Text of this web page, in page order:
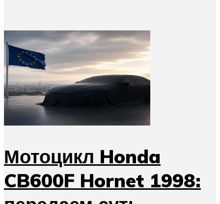
Мотоцикл Honda
CB600F Hornet 1998: